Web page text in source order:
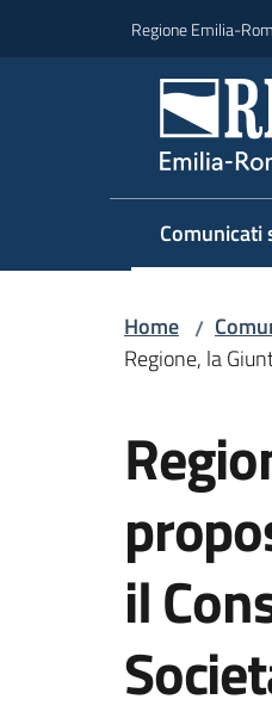
Regione Emilia-
Comunicati
Menu
Home /
Regione, la
il